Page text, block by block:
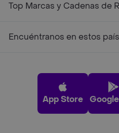
Top Marcas y Cadenas de
Encuéntranos en estos
App Store